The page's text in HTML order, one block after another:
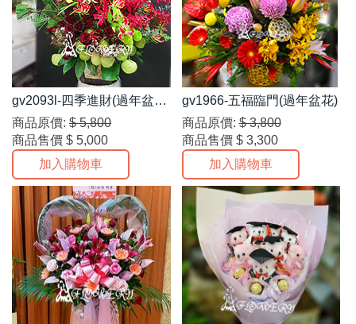
gv2093l-四季進財(過年盆
花)
商品原價: $ 5,800
商品售價 $ 5,000
加入購物車
gv1966-五福臨門(過年盆花)
商品原價: $ 3,800
商品售價 $ 3,300
加入購物車